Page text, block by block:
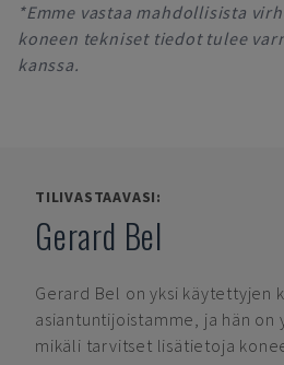
*Emme vastaa mahdollisista
koneen tekniset tiedot tulee
kanssa.
TILIVASTAAVASI:
Gerard Bel
Gerard Bel on yksi käytettyjen
asiantuntijoistamme, ja hän on
mikäli tarvitset lisätietoja